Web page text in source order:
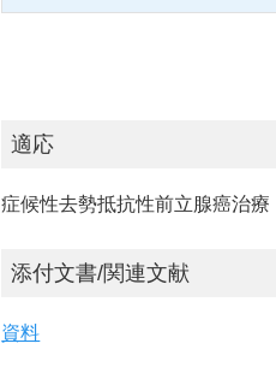
適応
症候性去勢抵抗性前立腺癌治療
添付文書/関連文献
資料